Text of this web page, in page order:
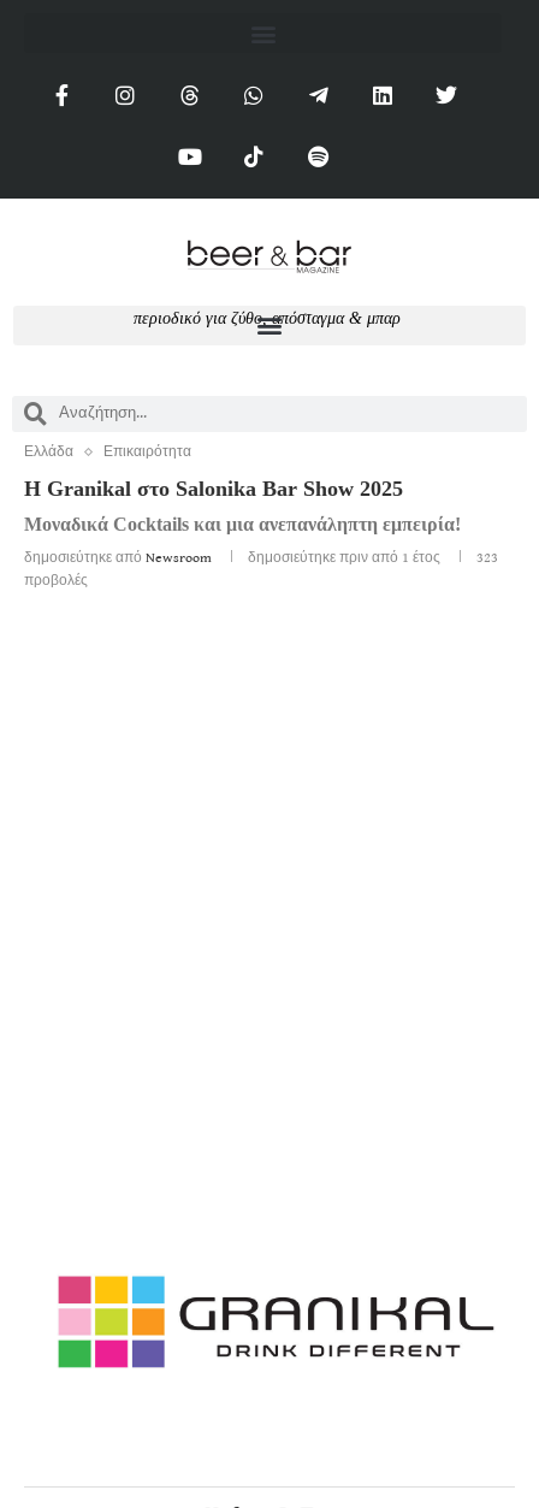
περιοδικό για ζύθο, απόσταγμα & μπαρ
Ελλάδα Επικαιρότητα
H Granikal στο Salonika Bar Show 2025
Μοναδικά Cocktails και μια ανεπανάληπτη εμπειρία!
δημοσιεύτηκε από Newsroom δημοσιεύτηκε πριν από 1 έτος
323
προβολές